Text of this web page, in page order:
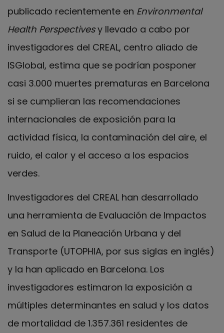
publicado recientemente en Environmental
Health Perspectivesy llevado a cabo por
investigadores del CREAL, centro aliado de
ISGlobal, estima que se podrían posponer
casi 3.000 muertes prematuras en Barcelona
si se cumplieran las recomendaciones
internacionales de exposición para la
actividad física, la contaminación del aire, el
ruido, el calor y el acceso a los espacios
verdes.
Investigadores del CREAL han desarrollado
una herramienta de Evaluación de Impactos
en Salud de la Planeación Urbana y del
Transporte (UTOPHIA, por sus siglas en inglés)
y la han aplicado en Barcelona. Los
investigadores estimaron la exposición a
múltiples determinantes en salud y los datos
de mortalidad de 1.357.361 residentes de